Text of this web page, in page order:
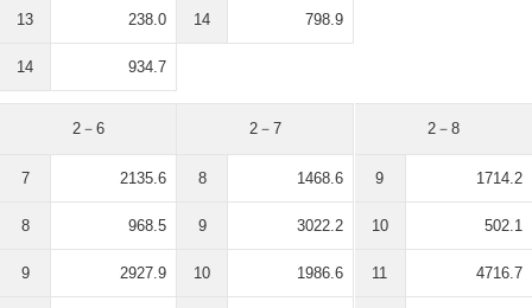
13 238.0
14 934.7
14 798.9
2－6
7 2135.6
8 968.5
9 2927.9
2－7
8 1468.6
9 3022.2
10 1986.6
2－8
9 1714.2
10 502.1
11 4716.7